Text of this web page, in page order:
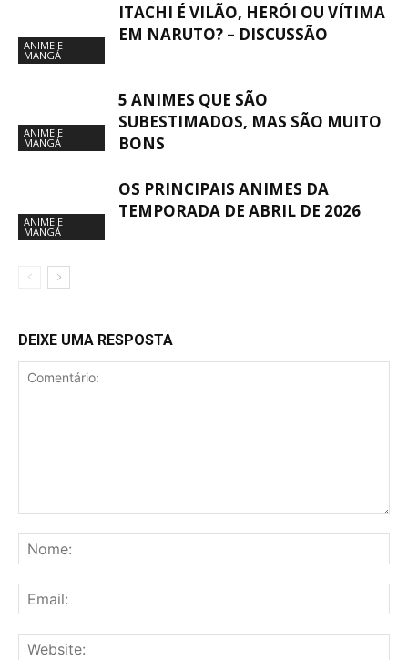
ANIME E
MANGÁ
ITACHI É VILÃO, HERÓI OU VÍTIMA
EM NARUTO? – DISCUSSÃO
ANIME E
MANGÁ
5 ANIMES QUE SÃO
SUBESTIMADOS, MAS SÃO MUITO
BONS
ANIME E
MANGÁ
OS PRINCIPAIS ANIMES DA
TEMPORADA DE ABRIL DE 2026
DEIXE UMA RESPOSTA